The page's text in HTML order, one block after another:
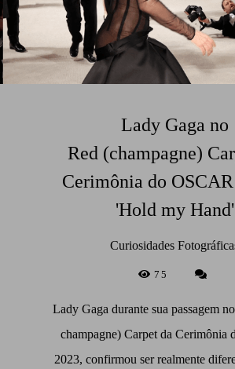
Lady Gaga no
Red (champagne)
Cerimônia do
'Hold my Hand'
Curiosidades
75
Lady Gaga durante sua passagem
champagne) Carpet da Cerimônia
2023, confirmou ser realmente